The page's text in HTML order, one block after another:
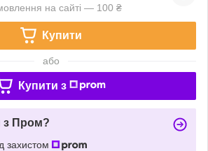
на сайті — 100 ₴
Купити
або
Купити з
з Пром?
захистом